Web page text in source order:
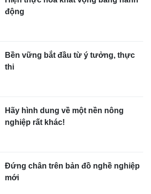
động
Bền vững bắt đầu từ ý tưởng, thực
thi
Hãy hình dung về một nền nông
nghiệp rất khác!
Đứng chân trên bản đồ nghề nghiệp
mới